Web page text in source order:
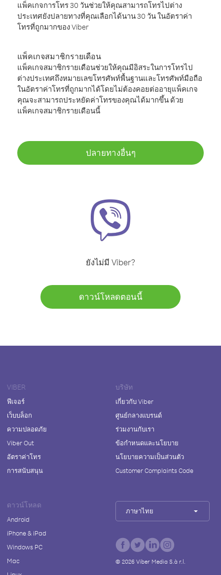
แพ็คเกจการโทร 30 วันช่วยให้คุณสามารถโทรไปต่าง
ประเทศยังปลายทางที่คุณเลือกได้นาน 30 วัน ในอัตราค่า
โทรที่ถูกมากของ Viber
แพ็คเกจสมาชิกรายเดือน
แพ็คเกจสมาชิกรายเดือนช่วยให้คุณมีอิสระในการโทรไป
ต่างประเทศถึงหมายเลขโทรศัพท์พื้นฐานและโทรศัพท์มือถือ
ในอัตราค่าโทรที่ถูกมากได้โดยไม่ต้องคอยต่ออายุแพ็คเกจ
คุณจะสามารถประหยัดค่าโทรของคุณได้มากขึ้น ด้วย
แพ็คเกจสมาชิกรายเดือนนี้
ปลายทางอื่นๆ
ยังไม่มี Viber?
ดาวน์โหลดตอนนี้
VIBER
ฟีเจอร์
เว็บบล็อก
ความปลอดภัย
Viber Out
อัตราค่าโทร
การสนับสนุน
บริษัท
เกี่ยวกับ Viber
ศูนย์กลางแบรนด์
ร่วมงานกับเรา
ข้อกำหนดและนโยบาย
นโยบายความเป็นส่วนตัว
Customer Complaints Code
ดาวน์โหลด
Android
iPhone & iPad
Windows PC
Mac
ภาษาไทย
© 2026Viber Media S.à r.l.